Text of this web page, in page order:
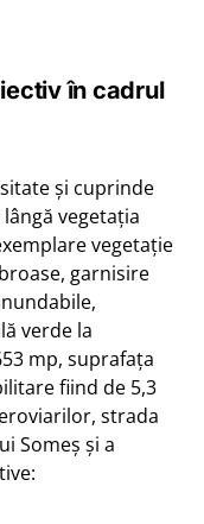
în cadrul
și cuprinde
vegetația
vegetație
garnisire
verde la
mp, suprafața
fiind de 5,3
strada
Someș și a